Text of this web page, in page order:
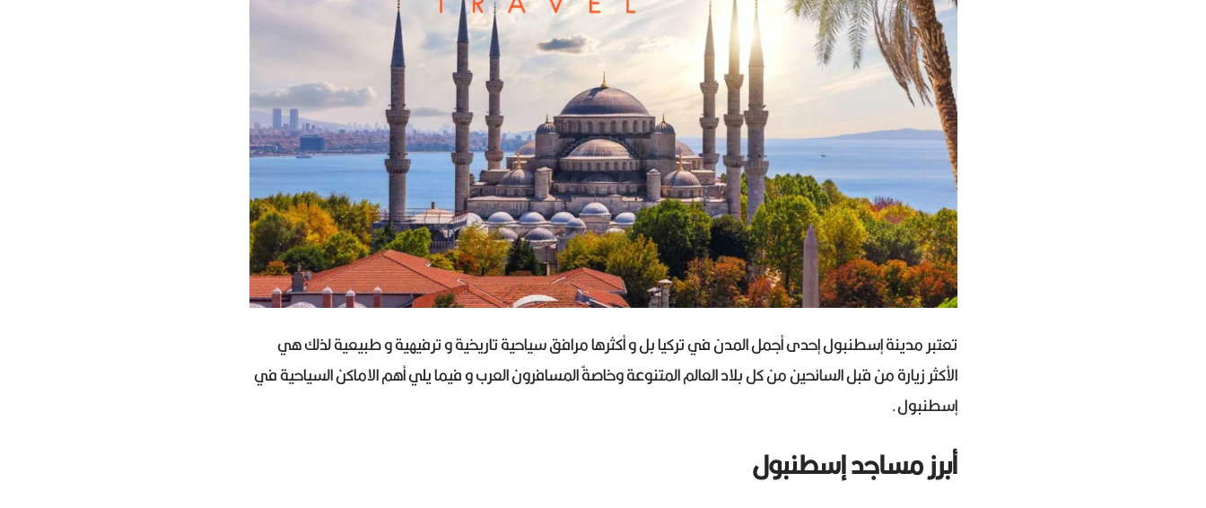
تعتبر مدينة إسطنبول إحدى أجمل المدن في تركيا بل و أكثرها مرافق سياحية تاريخية و ترفيهية و طبيعية لذلك هي
الأكثر زيارة من قبل السائحين من كل بلاد العالم المتنوعة وخاصةً المسافرون العرب و فيما يلي أهم الاماكن السياحية في
إسطنبول.
أبرز مساجد إسطنبول